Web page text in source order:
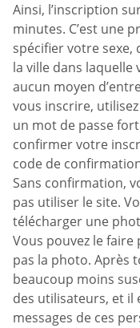
Ainsi, l’inscription
minutes. C’est une
spécifier votre sexe,
la ville dans laquelle
aucun moyen
vous inscrire,
un mot de passe
confirmer votre
code de
Sans confirmation,
pas utiliser le site.
télécharger une
Vous pouvez le faire
pas la photo. Après
beaucoup moins
des utilisateurs, et il
messages de ces